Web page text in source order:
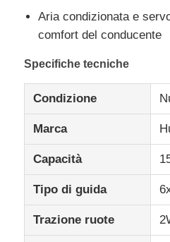
Aria condizionata e
comfort del conducente
Specifiche tecniche
Condizione
Marca
Capacità
Tipo di guida
Trazione ruote